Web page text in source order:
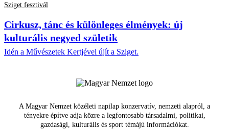
Sziget fesztivál
Cirkusz, tánc és különleges élmények: új
kulturális negyed születik
Idén a Művészetek Kertjével újít a Sziget.
A Magyar Nemzet közéleti napilap konzervatív, nemzeti alapról, a
tényekre építve adja közre a legfontosabb társadalmi, politikai,
gazdasági, kulturális és sport témájú információkat.